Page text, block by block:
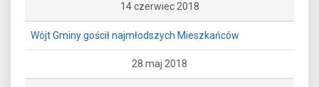
14 czerwiec 2018
Wójt Gminy gościł najmłodszych Mieszkańców
28 maj 2018